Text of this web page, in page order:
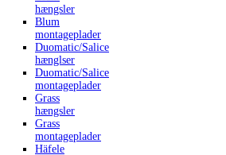
hængsler
Blum
montageplader
Duomatic/Salice
hænglser
Duomatic/Salice
montageplader
Grass
hængsler
Grass
montageplader
Häfele